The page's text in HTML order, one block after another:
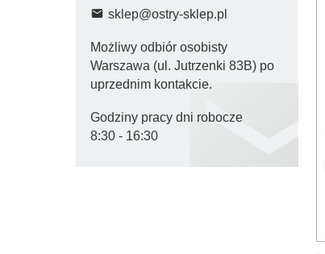
sklep@ostry-sklep.pl
Możliwy odbiór osobisty
Warszawa (ul. Jutrzenki 83B) po
uprzednim kontakcie.
Godziny pracy dni robocze
8:30 - 16:30